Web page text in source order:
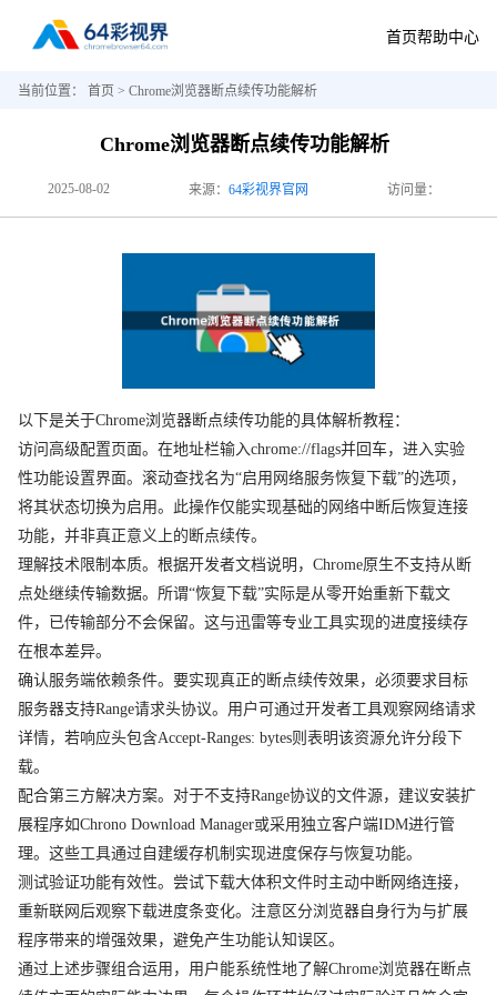
首页帮助中心
当前位置： 首页 > Chrome浏览器断点续传功能解析
Chrome浏览器断点续传功能解析
2025-08-02 来源： 64彩视界官网 访问量：
以下是关于Chrome浏览器断点续传功能的具体解析教程：
访问高级配置页面。在地址栏输入chrome://flags并回车，进入实验
性功能设置界面。滚动查找名为“启用网络服务恢复下载”的选项，
将其状态切换为启用。此操作仅能实现基础的网络中断后恢复连接
功能，并非真正意义上的断点续传。
理解技术限制本质。根据开发者文档说明，Chrome原生不支持从断
点处继续传输数据。所谓“恢复下载”实际是从零开始重新下载文
件，已传输部分不会保留。这与迅雷等专业工具实现的进度接续存
在根本差异。
确认服务端依赖条件。要实现真正的断点续传效果，必须要求目标
服务器支持Range请求头协议。用户可通过开发者工具观察网络请求
详情，若响应头包含Accept-Ranges: bytes则表明该资源允许分段下
载。
配合第三方解决方案。对于不支持Range协议的文件源，建议安装扩
展程序如Chrono Download Manager或采用独立客户端IDM进行管
理。这些工具通过自建缓存机制实现进度保存与恢复功能。
测试验证功能有效性。尝试下载大体积文件时主动中断网络连接，
重新联网后观察下载进度条变化。注意区分浏览器自身行为与扩展
程序带来的增强效果，避免产生功能认知误区。
通过上述步骤组合运用，用户能系统性地了解Chrome浏览器在断点